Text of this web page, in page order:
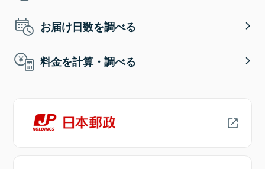
お届け日数を調べる
料金を計算・調べる